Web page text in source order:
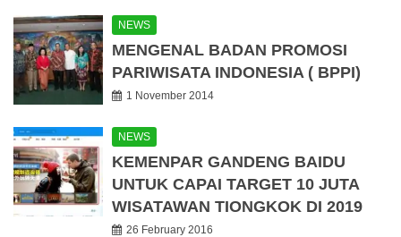
NEWS
MENGENAL BADAN PROMOSI
PARIWISATA INDONESIA ( BPPI)
1 November 2014
NEWS
KEMENPAR GANDENG BAIDU
UNTUK CAPAI TARGET 10 JUTA
WISATAWAN TIONGKOK DI 2019
26 February 2016